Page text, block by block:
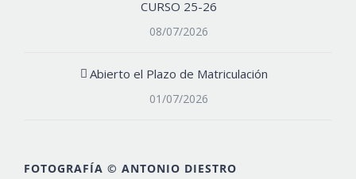
CURSO 25-26
08/07/2026
Abierto el Plazo de Matriculación
01/07/2026
FOTOGRAFÍA © ANTONIO DIESTRO